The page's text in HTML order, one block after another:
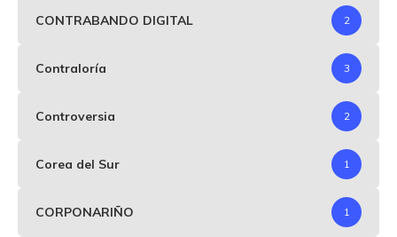
CONTRABANDO DIGITAL 2
Contraloría 3
Controversia 2
Corea del Sur 1
CORPONARIÑO 1